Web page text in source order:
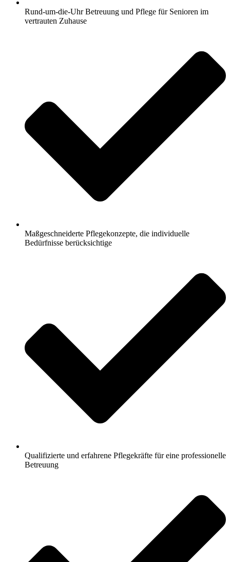
Rund-um-die-Uhr Betreuung und Pflege für Senioren im
vertrauten Zuhause
Maßgeschneiderte Pflegekonzepte, die individuelle
Bedürfnisse berücksichtige
Qualifizierte und erfahrene Pflegekräfte für eine professionelle
Betreuung